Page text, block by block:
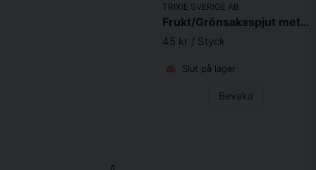
TRIXIE SVERIGE AB
Frukt/Grönsaksspjut metall 25cm
45 kr / Styck
Slut på lager
Bevaka